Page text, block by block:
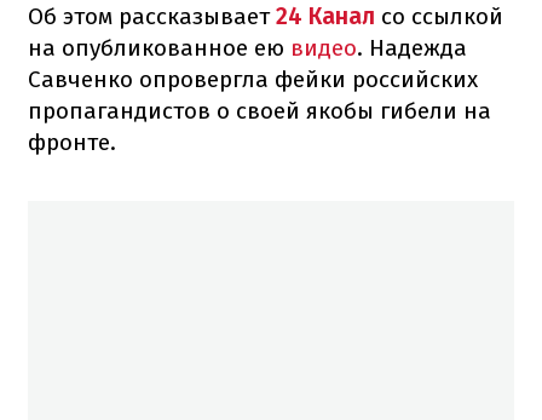
Об этом рассказывает24 Канал со ссылкой
на опубликованное ею видео. Надежда
Савченко опровергла фейки российских
пропагандистов о своей якобы гибели на
фронте.